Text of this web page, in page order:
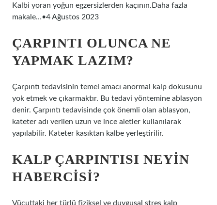
Kalbi yoran yoğun egzersizlerden kaçının.Daha fazla
makale…•4 Ağustos 2023
ÇARPINTI OLUNCA NE
YAPMAK LAZIM?
Çarpıntı tedavisinin temel amacı anormal kalp dokusunu
yok etmek ve çıkarmaktır. Bu tedavi yöntemine ablasyon
denir. Çarpıntı tedavisinde çok önemli olan ablasyon,
kateter adı verilen uzun ve ince aletler kullanılarak
yapılabilir. Kateter kasıktan kalbe yerleştirilir.
KALP ÇARPINTISI NEYIN
HABERCISI?
Vücuttaki her türlü fiziksel ve duygusal stres kalp